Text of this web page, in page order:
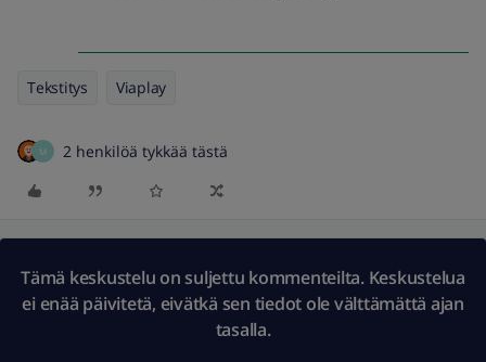
Tekstitys Viaplay
M 2 henkilöä tykkää tästä
Tämä keskustelu on suljettu kommenteilta. Keskustelua
ei enää päivitetä, eivätkä sen tiedot ole välttämättä ajan
tasalla.